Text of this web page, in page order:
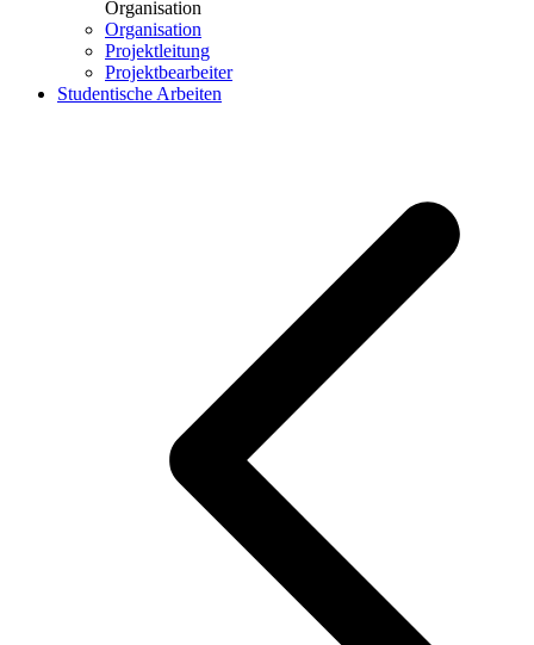
Organisation
Organisation
Projektleitung
Projektbearbeiter
Studentische Arbeiten